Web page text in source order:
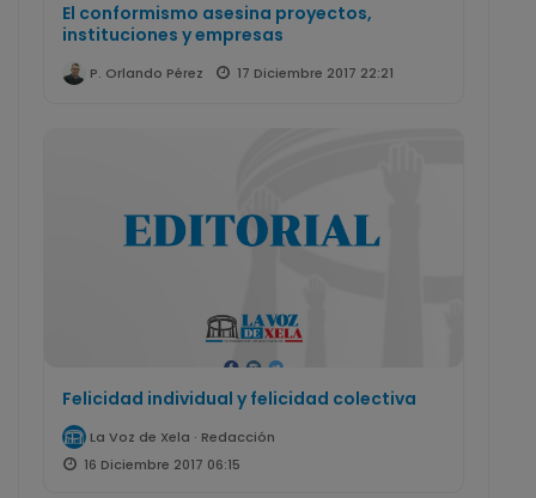
El conformismo asesina proyectos,
instituciones y empresas
P. Orlando Pérez 17 Diciembre 2017 22:21
Felicidad individual y felicidad colectiva
La Voz de Xela · Redacción
16 Diciembre 2017 06:15